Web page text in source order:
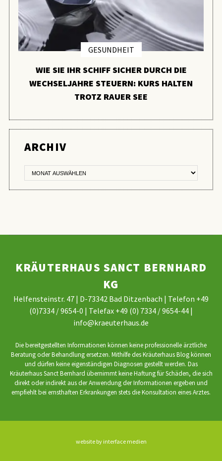
GESUNDHEIT
WIE SIE IHR SCHIFF SICHER DURCH DIE
WECHSELJAHRE STEUERN: KURS HALTEN
TROTZ RAUER SEE
ARCHIV
KRÄUTERHAUS SANCT BERNHARD
KG
Helfensteinstr. 47 | D-73342 Bad Ditzenbach | Telefon +49
(0)7334 / 9654-0 | Telefax +49 (0) 7334 / 9654-44 |
info@kraeuterhaus.de
Die bereitgestellten Informationen können keine professionelle ärztliche
Beratung oder Behandlung ersetzen. Mithilfe des Kräuterhaus Blog können
und dürfen keine eigenständigen Diagnosen gestellt werden. Das
Kräuterhaus Sanct Bernhard übernimmt keine Haftung für Schäden, die sich
direkt oder indirekt aus der Anwendung der Informationen ergeben und
empfiehlt bei ernsthaften Erkrankungen stets die Konsultation eines Arztes.
website by interface medien